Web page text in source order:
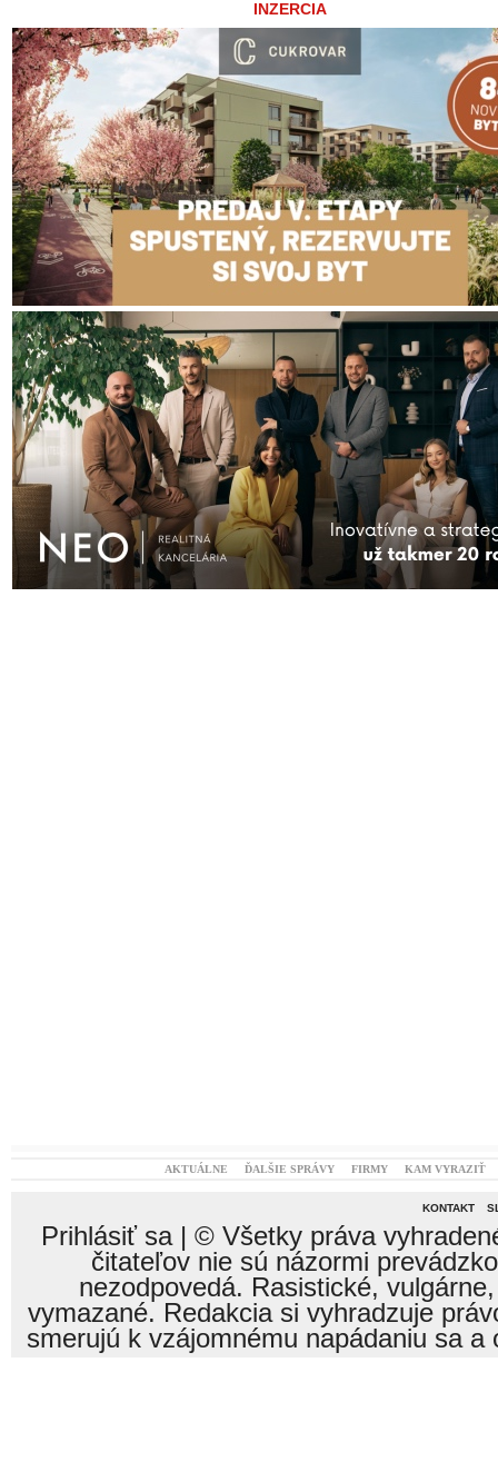
INZERCIA
AKTUÁLNE ĎALŠIE SPRÁVY FIRMY KAM VYRAZIŤ
KONTAKT
Prihlásiť sa| © Všetky práva
čitateľov nie sú názormi
nezodpovedá. Rasistické,
vymazané. Redakcia si vyhradzuje
smerujú k vzájomnému napádaniu sa